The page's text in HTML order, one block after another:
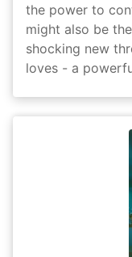
the power to
might also be
shocking new
loves - a